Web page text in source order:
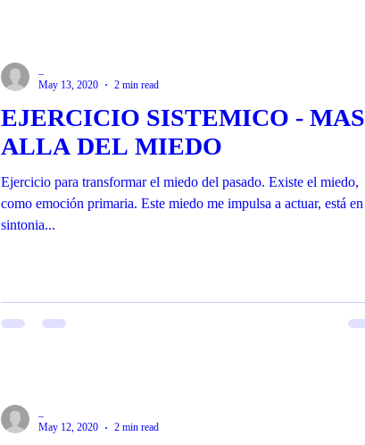
EJERCICIO SISTEMICO - MAS
ALLA DEL MIEDO
Ejercicio para transformar el miedo del pasado. Existe el miedo,
como emoción primaria. Este miedo me impulsa a actuar, está en
sintonia...
May 13, 2020
2 min read
May 12, 2020
2 min read